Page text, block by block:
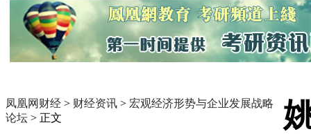
凤凰网财经 > 财经资讯 > 宏观经济形势与企业发展战略
论坛 > 正文